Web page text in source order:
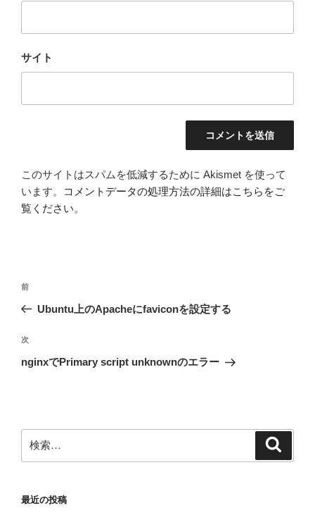
サイト
このサイトはスパムを低減するために Akismet を使って
います。
コメントデータの処理方法の詳細はこちらをご
覧ください。
投
ビ
ゲ
ン
前
の
稿
前
Ubuntu上のApacheにfaviconを設定する
次
の
次
nginxでPrimary script unknownのエラー
索:
最近の投稿